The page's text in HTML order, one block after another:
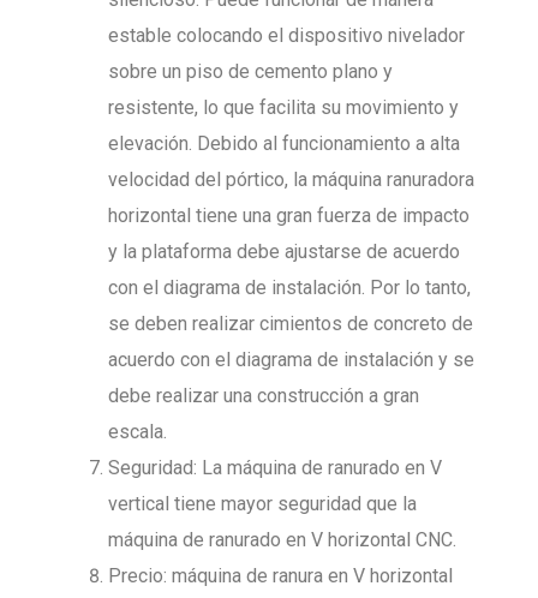
estable colocando el dispositivo nivelador
sobre un piso de cemento plano y
resistente, lo que facilita su movimiento y
elevación. Debido al funcionamiento a alta
velocidad del pórtico, la máquina ranuradora
horizontal tiene una gran fuerza de impacto
y la plataforma debe ajustarse de acuerdo
con el diagrama de instalación. Por lo tanto,
se deben realizar cimientos de concreto de
acuerdo con el diagrama de instalación y se
debe realizar una construcción a gran
escala.
Seguridad: La máquina de ranurado en V
vertical tiene mayor seguridad que la
máquina de ranurado en V horizontal CNC.
Precio: máquina de ranura en V horizontal